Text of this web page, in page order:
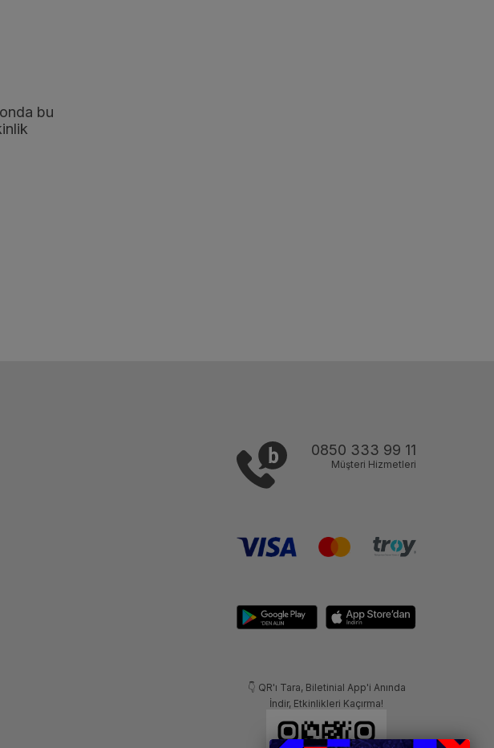
bu
0850 333 99 11
Müşteri Hizmetleri
👇 QR'ı Tara, Biletinial App'i Anında
İndir, Etkinlikleri Kaçırma!